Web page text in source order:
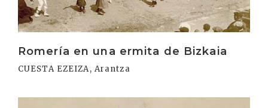
Romería en una ermita de Bizkaia
CUESTA EZEIZA, Arantza